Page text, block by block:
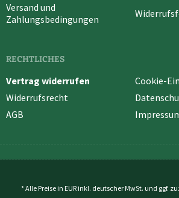
Versand und
Zahlungsbedingungen
RECHTLICHES
Vertrag widerrufen
Cookie-
Widerrufsrecht
AGB
* Alle Preise in EUR inkl. deutscher MwSt. und ggf.